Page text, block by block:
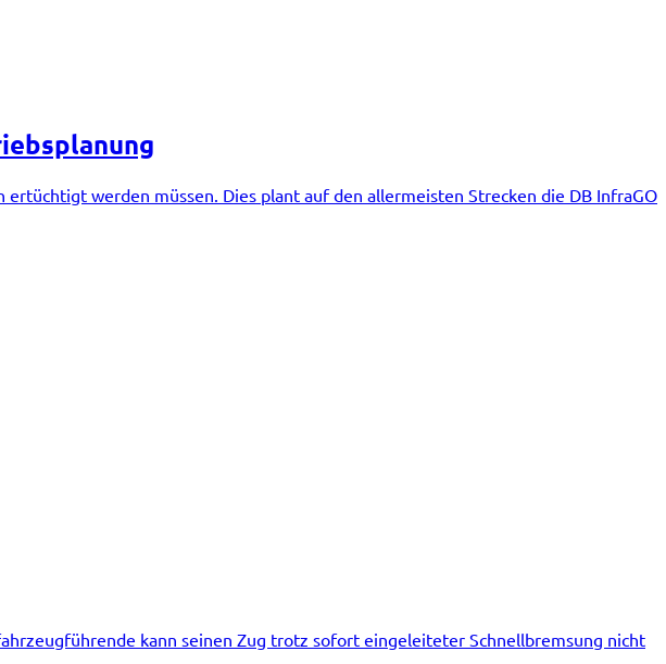
werden müssen. Dies plant auf den allermeisten Strecken die DB InfraGO
kann seinen Zug trotz sofort eingeleiteter Schnellbremsung nicht